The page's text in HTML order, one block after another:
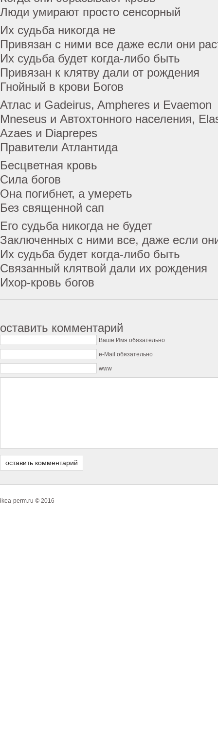
Люди умирают просто сенсорный
Их судьба никогда не
Привязан с ними все даже если они
Их судьба будет когда-либо быть
Привязан к клятву дали от рождения
Гнойный в крови Богов
Атлас и Gadeirus, Ampheres и Evaemon
Mneseus и Автохтонного населения,
Azaes и Diaprepes
Правители Атлантида
Бесцветная кровь
Сила богов
Она погибнет, а умереть
Без священной сап
Его судьба никогда не будет
Заключенных с ними все, даже если
Их судьба будет когда-либо быть
Связанный клятвой дали их рождения
Ихор-кровь богов
оставить комментарий
Ваше Имя обязательно
e-Mail обязательно
www
ikea-perm.ru © 2016